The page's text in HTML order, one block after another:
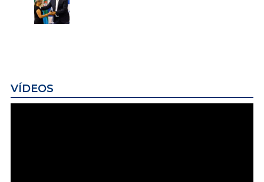
VÍDEOS